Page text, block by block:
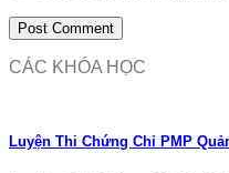
CÁC KHÓA HỌC
Luyện Thi Chứng Chỉ PMP